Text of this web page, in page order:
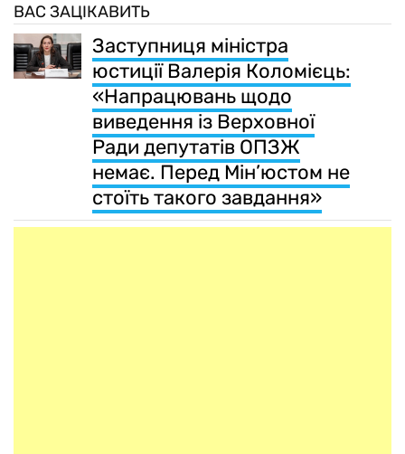
ВАС ЗАЦІКАВИТЬ
Заступниця міністра
юстиції Валерія Коломієць:
«Напрацювань щодо
виведення із Верховної
Ради депутатів ОПЗЖ
немає. Перед Мін’юстом не
стоїть такого завдання»